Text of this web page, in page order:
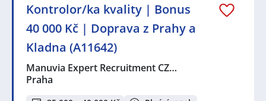
Kontrolor/ka kvality | Bonus
40 000 Kč | Doprava z Prahy a
Kladna (A11642)
Manuvia Expert Recruitment CZ…
Praha